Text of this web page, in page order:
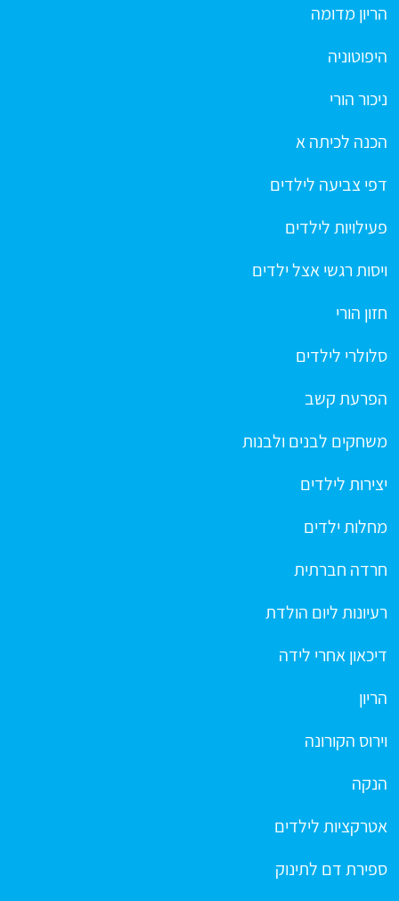
הריון מדומה
היפוטוניה
ניכור הורי
הכנה לכיתה א
דפי צביעה לילדים
פעילויות לילדים
ויסות רגשי אצל ילדים
חזון הורי
סלולרי לילדים
הפרעת קשב
משחקים לבנים ולבנות
יצירות לילדים
מחלות ילדים
חרדה חברתית
רעיונות ליום הולדת
דיכאון אחרי לידה
הריון
וירוס הקורונה
הנקה
אטרקציות לילדים
ספירת דם לתינוק